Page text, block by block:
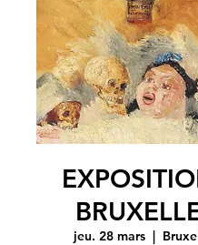
jeu. 28 mars
  |